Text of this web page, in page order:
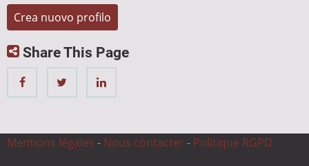
Share This Page
Mentions légales - Nous contacter - Politique RGPD